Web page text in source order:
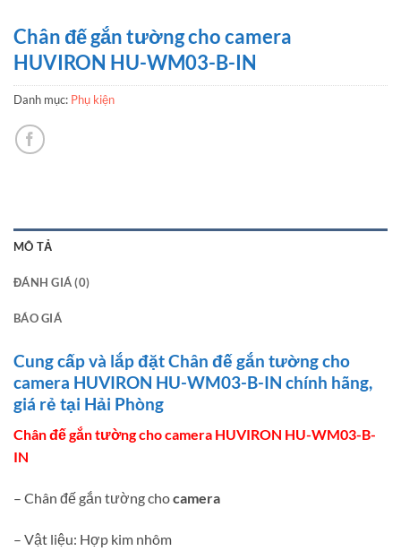
Chân đế gắn tường cho camera
HUVIRON HU-WM03-B-IN
Danh mục: Phụ kiện
MÔ TẢ
ĐÁNH GIÁ (0)
BÁO GIÁ
Cung cấp và lắp đặt Chân đế gắn tường cho
camera HUVIRON HU-WM03-B-IN chính hãng,
giá rẻ tại Hải Phòng
Chân đế gắn tường cho camera HUVIRON HU-WM03-B-
IN
– Chân đế gắn tường chocamera
– Vật liệu: Hợp kim nhôm